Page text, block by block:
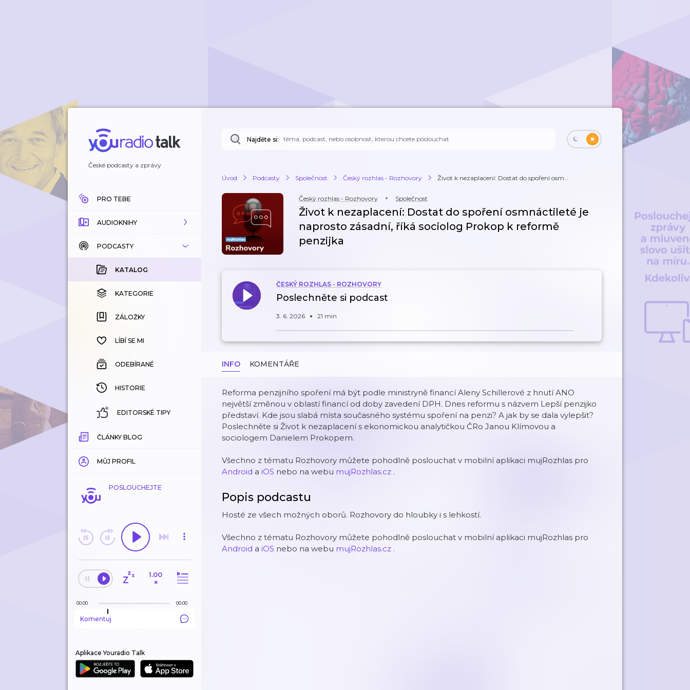
České podcasty a zprávy
PRO TEBE
AUDIOKNIHY
KATALOG
KOUPENÉ
KATEGORIE
ZÁLOŽKY
HISTORIE
PODCASTY
KATALOG
KATEGORIE
ZÁLOŽKY
LÍBÍ SE MI
ODEBÍRANÉ
HISTORIE
EDITORSKÉ TIPY
ČLÁNKY BLOG
MŮJ PROFIL
POSLOUCHEJTE
1.00
×
00:00 00:00
Komentuj
Aplikace Youradio Talk
Najděte si:
Úvod Podcasty Společnost Český rozhlas - Rozhovory Život k nezaplacení: Dostat do spoření osm...
Český rozhlas - Rozhovory Společnost
Život k nezaplacení: Dostat do spoření osmnáctileté je
naprosto zásadní, říká sociolog Prokop k reformě
penzijka
ČESKÝ ROZHLAS - ROZHOVORY
Poslechněte si podcast
3. 6. 2026 21 min
INFO KOMENTÁŘE
Reforma penzijního spoření má být podle ministryně financí Aleny Schillerové z hnutí ANO
největší změnou v oblastí financí od doby zavedení DPH. Dnes reformu s názvem Lepší penzijko
představí. Kde jsou slabá místa současného systému spoření na penzi? A jak by se dala vylepšit?
Poslechněte si Život k nezaplacení s ekonomickou analytičkou ČRo Janou Klímovou a
sociologem Danielem Prokopem.
Všechno z tématu Rozhovory můžete pohodlně poslouchat v mobilní aplikaci mujRozhlas pro
Android a iOS nebo na webu mujRozhlas.cz .
Popis podcastu
Hosté ze všech možných oborů. Rozhovory do hloubky i s lehkostí.
Všechno z tématu Rozhovory můžete pohodlně poslouchat v mobilní aplikaci mujRozhlas pro
Android a iOS nebo na webu mujRozhlas.cz .